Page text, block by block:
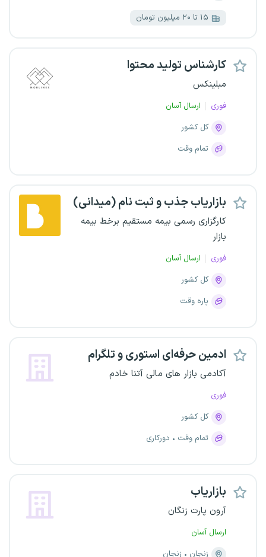
۱۵ تا ۲۰ میلیون تومان
کارشناس تولید محتوا
مبلینکس
فوری
ارسال آسان
کل کشور
تمام وقت
بازاریاب جذب و ثبت نام (میدانی)
کارگزاری رسمی بیمه مستقیم برخط بیمه
بازار
فوری
ارسال آسان
کل کشور
پاره وقت
ادمین حرفه‌ای استوری و تلگرام
آکادمی بازار های مالی آتنا خادم
فوری
کل کشور
تمام وقت
دورکاری
بازاریاب
آرون پارت زنگان
ارسال آسان
زنجان
زنجان